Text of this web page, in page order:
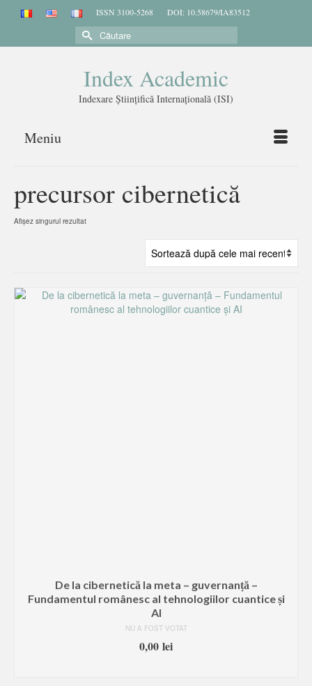
ISSN 3100-5268 DOI: 10.58679/IA83512
Căutare
Index Academic
Indexare Științifică Internațională (ISI)
Meniu
precursor cibernetică
Afișez singurul rezultat
De la cibernetică la meta – guvernanță –
Fundamentul românesc al tehnologiilor cuantice și
AI
NU A FOST VOTAT
0,00 lei